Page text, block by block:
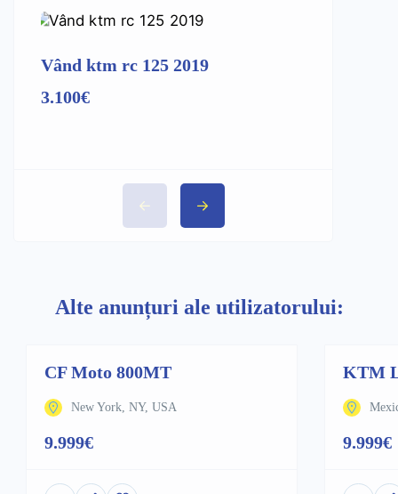
Vând ktm rc 125 2019
3.100€
Alte anunțuri ale utilizatorului:
CF Moto 800MT
New York, NY, USA
9.999€
KTM
9.999€